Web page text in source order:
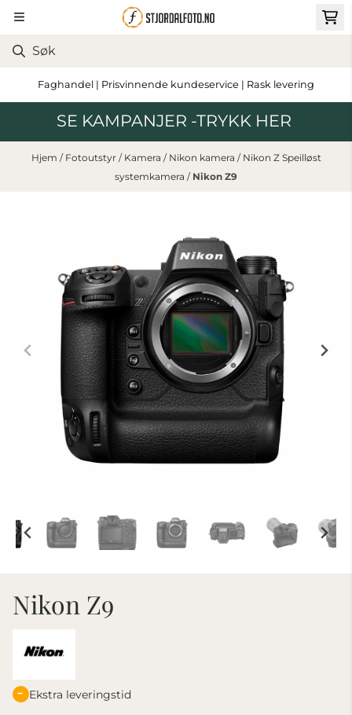
Hopp til innhold
Faghandel | Prisvinnende kundeservice | Rask levering
SE KAMPANJER -TRYKK HER
Hjem / Fotoutstyr / Kamera / Nikon kamera / Nikon Z Speilløst
systemkamera / Nikon Z9
Nikon Z9
Ekstra leveringstid